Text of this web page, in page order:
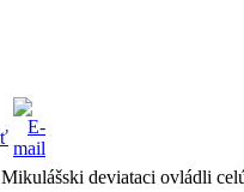
Mikulášski deviataci ovládli